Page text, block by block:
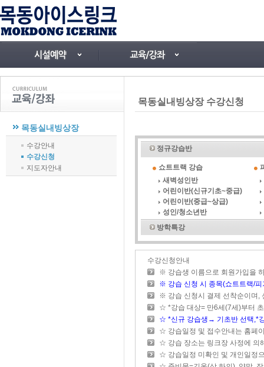
목동실내빙상장
수강안내
수강신청
지도자안내
목동실내빙상장 수강신청
정규강습반
쇼트트랙 강습
새벽성인반
어린이반(신규기초~중급)
어린이반(중급~상급)
성인/청소년반
방학특강
수강신청안내
※ 강습생 이름으로 회원가입을
※ 강습 신청 시 종목(쇼트트랙/
※ 강습 신청시 결제 선착순이며,
☆ *강습 대상= 만6세(7세)부터
☆ *신규 강습생→ 기초반 선택,*
☆ 강습일정 및 접수안내는 홈페
☆ 강습 장소는 링크장 사정에 의
☆ 강습일정 미확인 및 개인일정